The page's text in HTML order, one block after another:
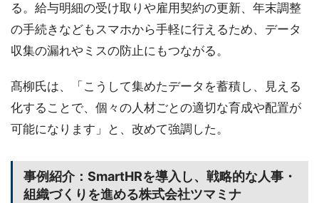
る。給与明細の受け取りや雇用契約の更新、年末調整
の手続きなどもスマホから手軽に行えるため、データ
収集の漏れやミスの防止にもつながる。
髙柳氏は、「こうして集めたデータを蓄積し、見える
化することで、個々の人材ごとの適切な育成や配置が
可能になります」と、改めて強調した。
事例紹介：SmartHRを導入し、戦略的な人事・
組織づくりを進める株式会社ツマミナ